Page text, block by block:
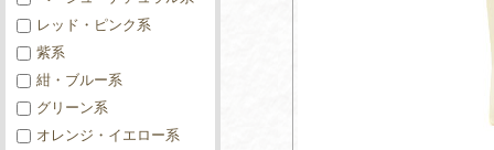
レッド・ピンク系
紫系
紺・ブルー系
グリーン系
オレンジ・イエロー系